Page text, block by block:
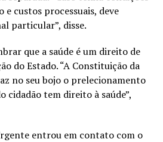
e custos processuais, deve
particular”, disse.
que a saúde é um direito de
do Estado. “A Constituição da
no seu bojo o prelecionamento
cidadão tem direito à saúde”,
entrou em contato com o